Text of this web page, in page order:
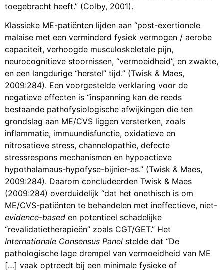
toegebracht heeft.” (Colby, 2001).
Klassieke ME-patiënten lijden aan “post-exertionele
malaise met een verminderd fysiek vermogen / aerobe
capaciteit, verhoogde musculoskeletale pijn,
neurocognitieve stoornissen, “vermoeidheid”, en zwakte,
en een langdurige “herstel” tijd.” (Twisk & Maes,
2009:284). Een voorgestelde verklaring voor de
negatieve effecten is “inspanning kan de reeds
bestaande pathofysiologische afwijkingen die ten
grondslag aan ME/CVS liggen versterken, zoals
inflammatie, immuundisfunctie, oxidatieve en
nitrosatieve stress, channelopathie, defecte
stressrespons mechanismen en hypoactieve
hypothalamaus-hypofyse-bijnier-as.” (Twisk & Maes,
2009:284). Daarom concludeerden Twisk & Maes
(2009:284) overduidelijk “dat het onethisch is om
ME/CVS-patiënten te behandelen met ineffectieve, niet-
evidence-based en potentieel schadelijke
“revalidatietherapieën” zoals CGT/GET.” Het
Internationale Consensus Panel stelde dat “De
pathologische lage drempel van vermoeidheid van ME
[…] vaak optreedt bij een minimale fysieke of